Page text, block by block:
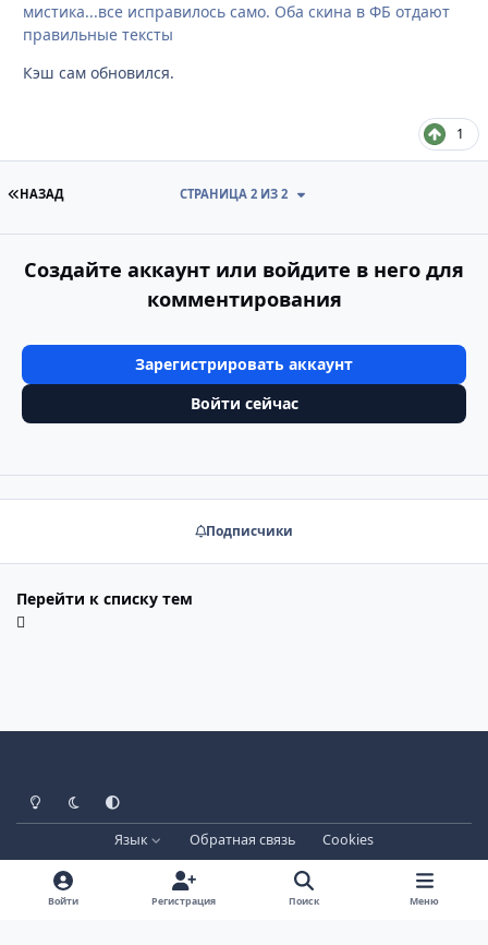
мистика...все исправилось само. Оба скина в ФБ отдают
правильные тексты
Кэш сам обновился.
1
ПЕРВАЯ СТРАНИЦА
НАЗАД СТРАНИЦА 2 ИЗ 2
Создайте аккаунт или войдите в него для
комментирования
Зарегистрировать аккаунт
Войти сейчас
Подписчики
Перейти к списку тем
Светлый режим
Тёмный режим
Системные настройки
Язык Обратная связь
Cookies
Лицензия зарегистрирована на IPBSkins.ru
Powered by
Invision Community
Войти Регистрация Поиск Меню